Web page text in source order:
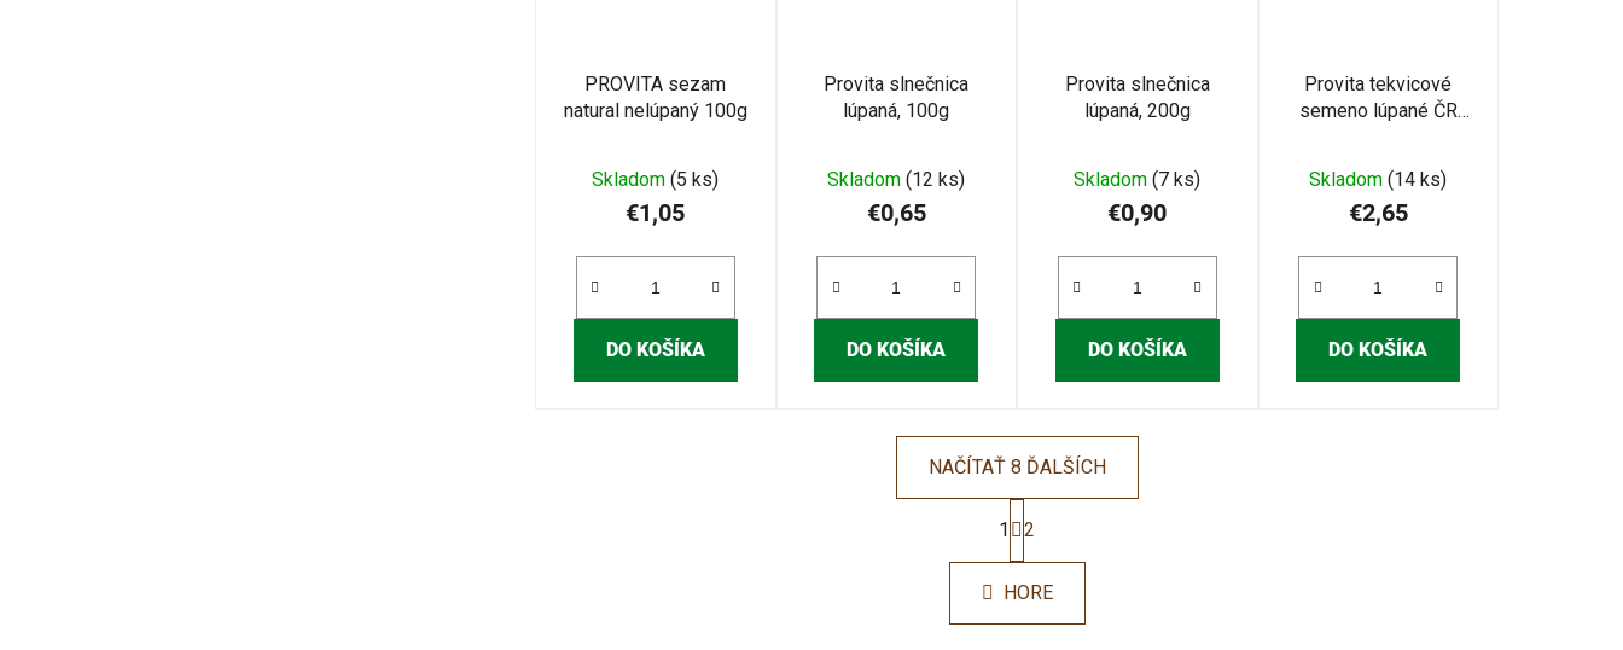
PROVITA sezam
natural nelúpaný 100g
Skladom(5 ks)
€1,05
DO KOŠÍKA
Provita slnečnica
lúpaná, 100g
Skladom(12 ks)
€0,65
DO KOŠÍKA
Provita slnečnica
lúpaná, 200g
Skladom(7 ks)
€0,90
DO KOŠÍKA
Provita tekvicové
semeno lúpané ČR
Skladom(14 ks)
€2,65
DO KOŠÍKA
O
v
l
á
NAČÍTAŤ 8 ĎALŠÍCH
S
t
r
á
n
k
1 2
HORE